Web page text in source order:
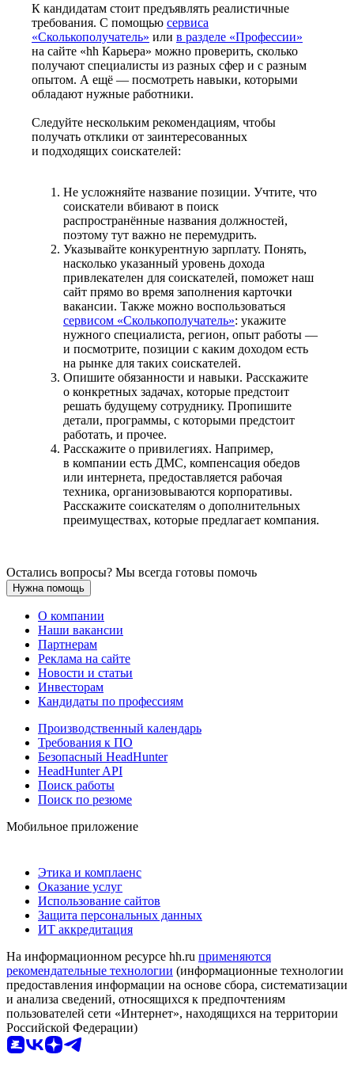
К кандидатам стоит предъявлять реалистичные
требования. С помощью сервиса
«Сколькополучатель» или в разделе «Профессии»
на сайте «hh Карьера» можно проверить, сколько
получают специалисты из разных сфер и с разным
опытом. А ещё — посмотреть навыки, которыми
обладают нужные работники.
Следуйте нескольким рекомендациям, чтобы
получать отклики от заинтересованных
и подходящих соискателей:
Не усложняйте название позиции. Учтите, что
соискатели вбивают в поиск
распространённые названия должностей,
поэтому тут важно не перемудрить.
Указывайте конкурентную зарплату. Понять,
насколько указанный уровень дохода
привлекателен для соискателей, поможет наш
сайт прямо во время заполнения карточки
вакансии. Также можно воспользоваться
сервисом «Сколькополучатель»: укажите
нужного специалиста, регион, опыт работы —
и посмотрите, позиции с каким доходом есть
на рынке для таких соискателей.
Опишите обязанности и навыки. Расскажите
о конкретных задачах, которые предстоит
решать будущему сотруднику. Пропишите
детали, программы, с которыми предстоит
работать, и прочее.
Расскажите о привилегиях. Например,
в компании есть ДМС, компенсация обедов
или интернета, предоставляется рабочая
техника, организовываются корпоративы.
Расскажите соискателям о дополнительных
преимуществах, которые предлагает компания.
Остались вопросы? Мы всегда готовы помочь
Нужна помощь
О компании
Наши вакансии
Партнерам
Реклама на сайте
Новости и статьи
Инвесторам
Кандидаты по профессиям
Производственный календарь
Требования к ПО
Безопасный HeadHunter
HeadHunter API
Поиск работы
Поиск по резюме
Мобильное приложение
Этика и комплаенс
Оказание услуг
Использование сайтов
Защита персональных данных
ИТ аккредитация
На информационном ресурсе hh.ru применяются
рекомендательные технологии (информационные технологии
предоставления информации на основе сбора, систематизации
и анализа сведений, относящихся к предпочтениям
пользователей сети «Интернет», находящихся на территории
Российской Федерации)